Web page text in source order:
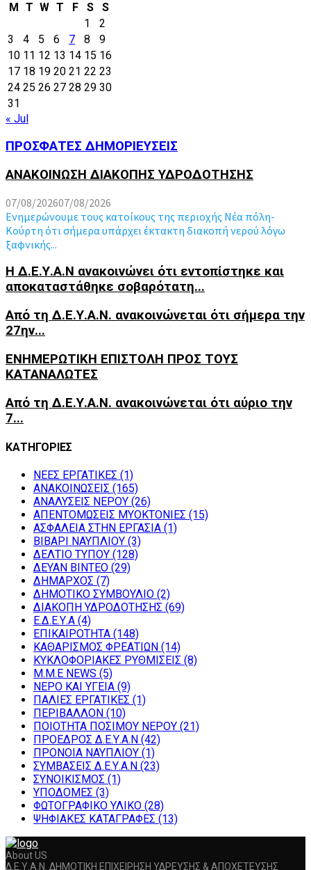
M
T W T F S
S
1
2
3
4 5 6 7 8
9
10 11 12 13 14 15 16
17 18 19 20 21 22 23
24 25 26 27 28 29 30
31
« Jul
ΠΡΟΣΦΑΤΕΣ ΔΗΜΟΡΙΕΥΣΕΙΣ
ΑΝΑΚΟΙΝΩΣΗ ΔΙΑΚΟΠΗΣ ΥΔΡΟΔΟΤΗΣΗΣ
07/08/202607/08/2026
Ενημερώνουμε τους κατοίκους της περιοχής Νέα πόλη-
Κούρτη ότι σήμερα υπάρχει έκτακτη διακοπή νερού λόγω
ξαφνικής...
Η Δ.Ε.Υ.Α.Ν ανακοινώνει ότι εντοπίστηκε και
αποκαταστάθηκε σοβαρότατη...
Από τη Δ.Ε.Υ.Α.Ν. ανακοινώνεται ότι σήμερα την
27ην...
ΕΝΗΜΕΡΩΤΙΚΗ ΕΠΙΣΤΟΛΗ ΠΡΟΣ ΤΟΥΣ
ΚΑΤΑΝΑΛΩΤΕΣ
Από τη Δ.Ε.Υ.Α.Ν. ανακοινώνεται ότι αύριο την
7...
ΚΑΤΗΓΟΡΙΕΣ
NEEΣ ΕΡΓΑΤΙΚΕΣ (1)
ΑΝΑΚΟΙΝΩΣΕΙΣ (165)
ΑΝΑΛΥΣΕΙΣ ΝΕΡΟΥ (26)
ΑΠΕΝΤΟΜΩΣΕΙΣ ΜΥΟΚΤΟΝΙΕΣ (15)
ΑΣΦΑΛΕΙΑ ΣΤΗΝ ΕΡΓΑΣΙΑ (1)
ΒΙΒΑΡΙ ΝΑΥΠΛΙΟΥ (3)
ΔΕΛΤΙΟ ΤΥΠΟΥ (128)
ΔΕΥΑΝ ΒΙΝΤΕΟ (29)
ΔΗΜΑΡΧΟΣ (7)
ΔΗΜΟΤΙΚΟ ΣΥΜΒΟΥΛΙΟ (2)
ΔΙΑΚΟΠΗ ΥΔΡΟΔΟΤΗΣΗΣ (69)
Ε.Δ.Ε.Υ.Α (4)
ΕΠΙΚΑΙΡΟΤΗΤΑ (148)
ΚΑΘΑΡΙΣΜΟΣ ΦΡΕΑΤΙΩΝ (14)
ΚΥΚΛΟΦΟΡΙΑΚΕΣ ΡΥΘΜΙΣΕΙΣ (8)
Μ.Μ.Ε NEWS (5)
ΝΕΡΟ ΚΑΙ ΥΓΕΙΑ (9)
ΠΑΛΙΕΣ ΕΡΓΑΤΙΚΕΣ (1)
ΠΕΡΙΒΑΛΛΟΝ (10)
ΠΟΙΟΤΗΤΑ ΠΟΣΙΜΟΥ ΝΕΡΟΥ (21)
ΠΡΟΕΔΡΟΣ Δ.Ε.Υ.Α.Ν (42)
ΠΡΟΝΟΙΑ ΝΑΥΠΛΙΟΥ (1)
ΣΥΜΒΑΣΕΙΣ Δ.Ε.Υ.Α.Ν (23)
ΣΥΝΟΙΚΙΣΜΟΣ (1)
ΥΠΟΔΟΜΕΣ (3)
ΦΩΤΟΓΡΑΦΙΚΟ ΥΛΙΚΟ (28)
ΨΗΦΙΑΚΕΣ ΚΑΤΑΓΡΑΦΕΣ (13)
About US
Δ.Ε.Υ.Α.Ν. ΔΗΜΟΤΙΚΗ ΕΠΙΧΕΙΡΗΣΗ ΥΔΡΕΥΣΗΣ & ΑΠΟΧΕΤΕΥΣΗΣ